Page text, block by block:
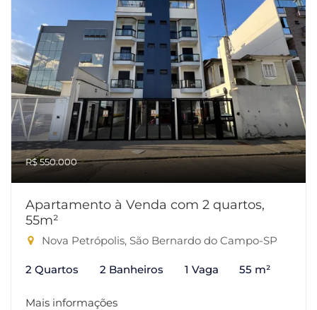
R$ 550.000
Apartamento à Venda com 2 quartos,
55m²
Nova Petrópolis, São Bernardo do Campo-SP
2 Quartos 2 Banheiros 1 Vaga 55 m²
Mais informações